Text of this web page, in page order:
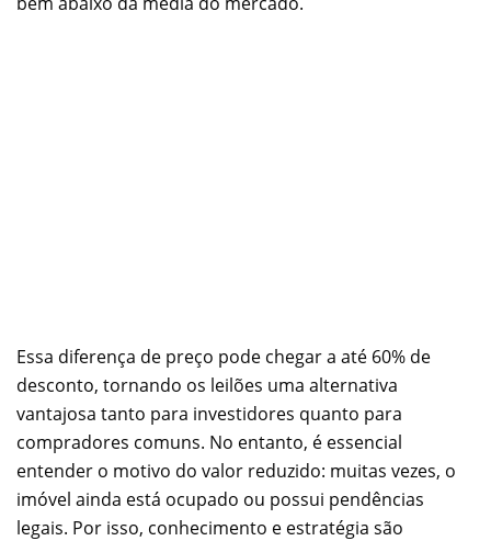
Essa diferença de preço pode chegar a até 60% de
desconto, tornando os leilões uma alternativa
vantajosa tanto para investidores quanto para
compradores comuns. No entanto, é essencial
entender o motivo do valor reduzido: muitas vezes, o
imóvel ainda está ocupado ou possui pendências
legais. Por isso, conhecimento e estratégia são